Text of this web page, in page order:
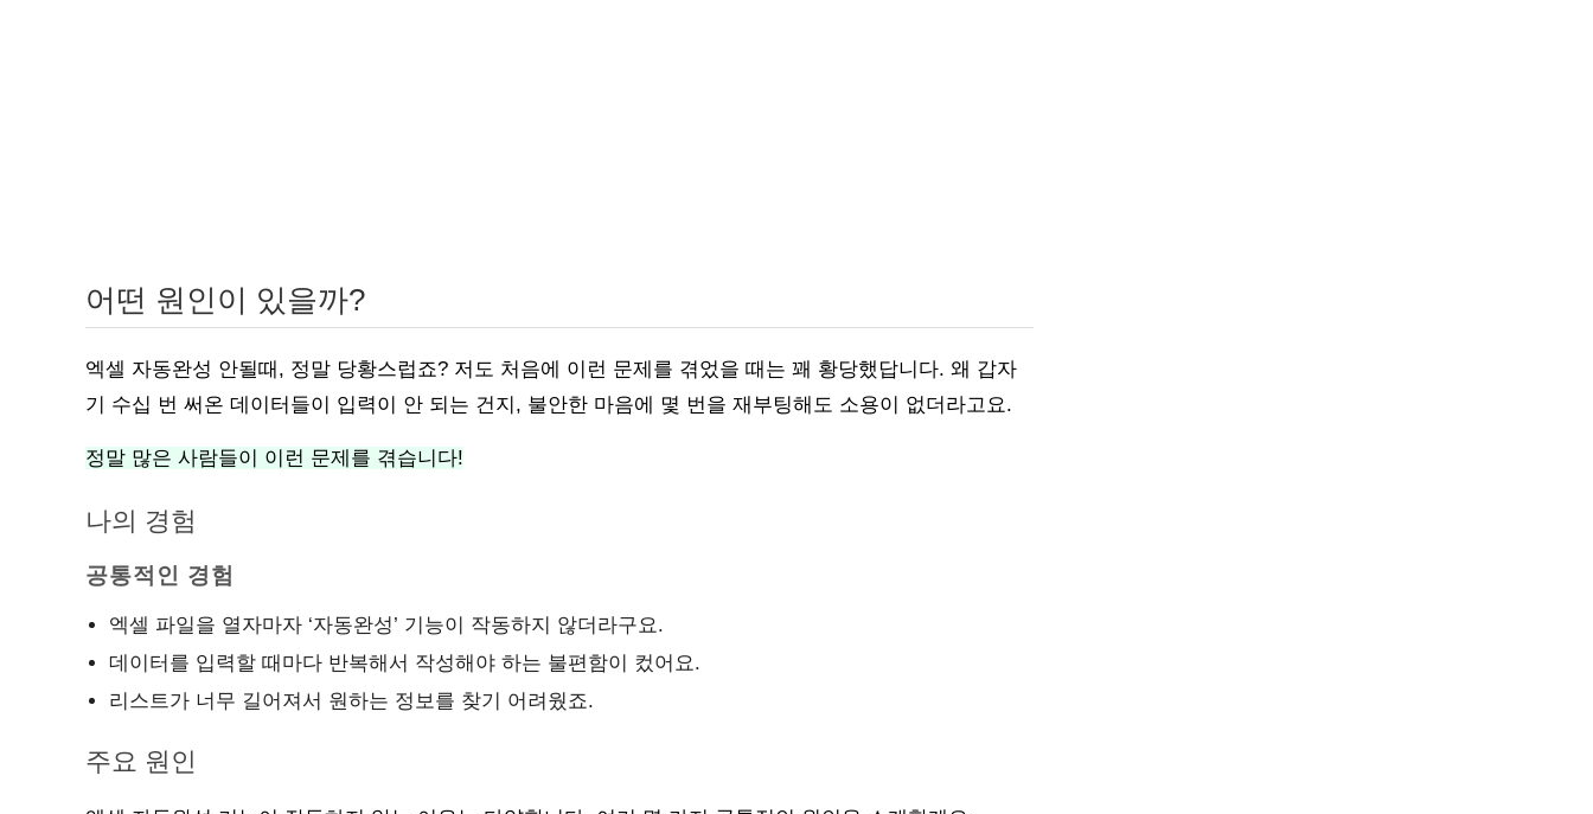
어떤 원인이 있을까?
엑셀 자동완성 안될때, 정말 당황스럽죠? 저도 처음에 이런 문제를 겪었을 때는 꽤 황당했답니다. 왜 갑자
기 수십 번 써온 데이터들이 입력이 안 되는 건지, 불안한 마음에 몇 번을 재부팅해도 소용이 없더라고요.
정말 많은 사람들이 이런 문제를 겪습니다!
나의 경험
공통적인 경험
엑셀 파일을 열자마자 ‘자동완성’ 기능이 작동하지 않더라구요.
데이터를 입력할 때마다 반복해서 작성해야 하는 불편함이 컸어요.
리스트가 너무 길어져서 원하는 정보를 찾기 어려웠죠.
주요 원인